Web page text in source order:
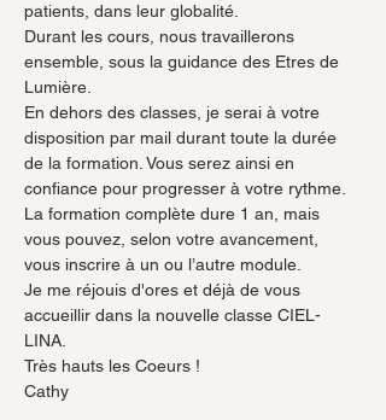
patients, dans leur globalité.
Durant les cours, nous travaillerons
ensemble, sous la guidance des Etres de
Lumière.
En dehors des classes, je serai à votre
disposition par mail durant toute la durée
de la formation. Vous serez ainsi en
confiance pour progresser à votre rythme.
La formation complète dure 1 an, mais
vous pouvez, selon votre avancement,
vous inscrire à un ou l’autre module.
Je me réjouis d'ores et déjà de vous
accueillir dans la nouvelle classe CIEL-
LINA.
Très hauts les Coeurs !
Cathy